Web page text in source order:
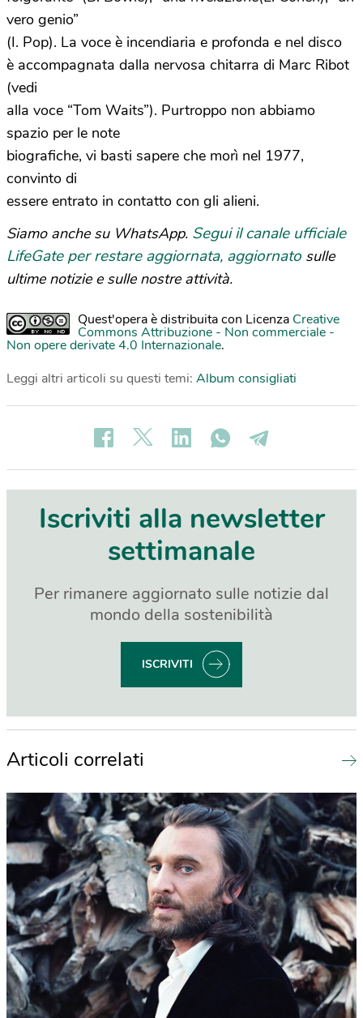
vero genio”
(I. Pop). La voce è incendiaria e profonda e nel disco
è accompagnata dalla nervosa chitarra di Marc Ribot
(vedi
alla voce “Tom Waits”). Purtroppo non abbiamo
spazio per le note
biografiche, vi basti sapere che morì nel 1977,
convinto di
essere entrato in contatto con gli alieni.
Siamo anche su WhatsApp. Segui il canale ufficiale
LifeGate per restare aggiornata, aggiornato sulle
ultime notizie e sulle nostre attività.
Quest'opera è distribuita con Licenza Creative
Commons Attribuzione - Non commerciale -
Non opere derivate 4.0 Internazionale.
Leggi altri articoli su questi temi: Album consigliati
Iscriviti alla newsletter
settimanale
Per rimanere aggiornato sulle notizie dal
mondo della sostenibilità
ISCRIVITI
Articoli correlati